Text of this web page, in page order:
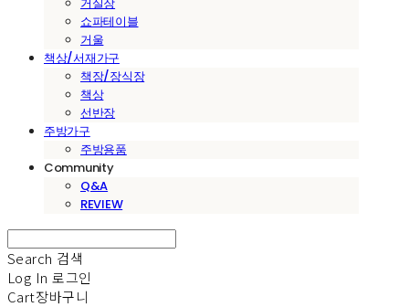
쇼파테이블
거울
책상/서재가구
책장/장식장
책상
선반장
주방가구
주방용품
Community
Q&A
REVIEW
Search 검색
Log In 로그인
Cart장바구니